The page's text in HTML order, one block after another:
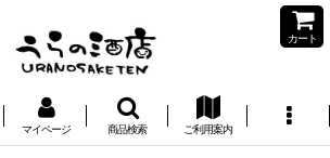
カート
マイページ 商品検索 ご利用案内